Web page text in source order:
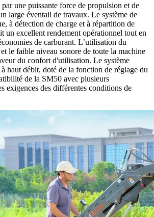
une puissante force de propulsion et de
large éventail de travaux. Le système de
à détection de charge et à répartition de
excellent rendement opérationnel tout en
de carburant. L’utilisation du
le faible niveau sonore de toute la machine
du confort d'utilisation. Le système
haut débit, doté de la fonction de réglage du
de la SM50 avec plusieurs
exigences des différentes conditions de